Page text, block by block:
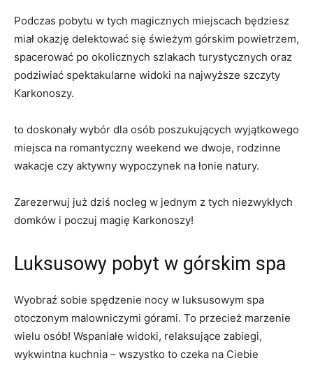
Podczas pobytu w⁣ tych‌ magicznych miejscach będziesz
miał okazję delektować się świeżym górskim powietrzem,
spacerować ⁢po okolicznych szlakach turystycznych oraz‍
podziwiać spektakularne widoki na najwyższe szczyty
Karkonoszy.
to doskonały wybór dla osób poszukujących wyjątkowego⁣
miejsca na‌ romantyczny weekend we dwoje, rodzinne
wakacje‌ czy aktywny wypoczynek na łonie natury.
Zarezerwuj już ⁣dziś ⁢nocleg​ w jednym z tych niezwykłych
domków i poczuj magię Karkonoszy!
Luksusowy ‌pobyt w górskim spa
Wyobraź sobie spędzenie nocy w luksusowym spa
otoczonym malowniczymi‌ górami. To ​przecież marzenie
wielu osób! Wspaniałe widoki, relaksujące zabiegi,
wykwintna⁣ kuchnia – wszystko ‍to czeka na Ciebie